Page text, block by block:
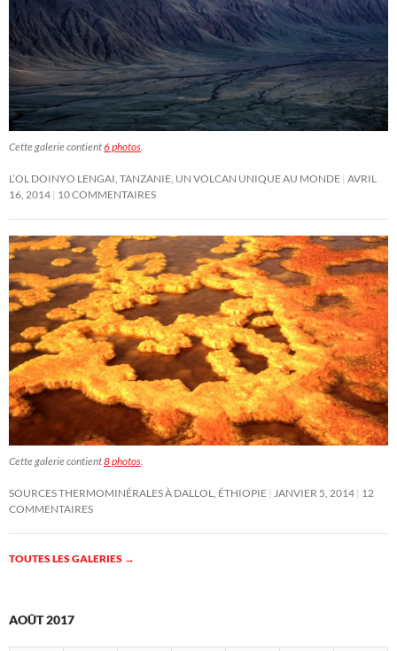
Cette galerie contient6 photos.
L’OL DOINYO LENGAI, TANZANIE, UN VOLCAN UNIQUE AU MONDE AVRIL
16, 2014 10 COMMENTAIRES
Cette galerie contient8 photos.
SOURCES THERMOMINÉRALES À DALLOL, ÉTHIOPIE JANVIER 5, 2014 12
COMMENTAIRES
TOUTES LES GALERIES →
AOÛT 2017